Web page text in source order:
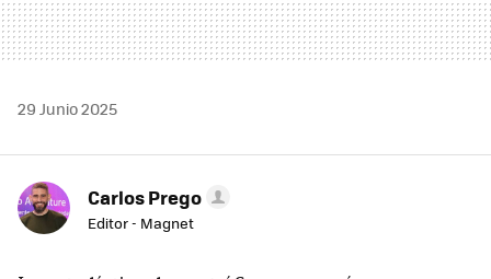
29 Junio 2025
Carlos Prego
Editor - Magnet